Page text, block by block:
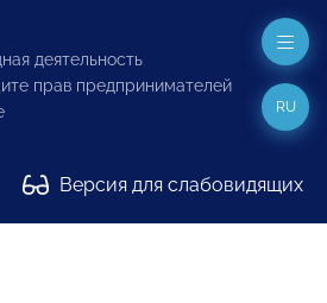
деятельность
прав предпринимателей
Версия для слабовидящих
RU